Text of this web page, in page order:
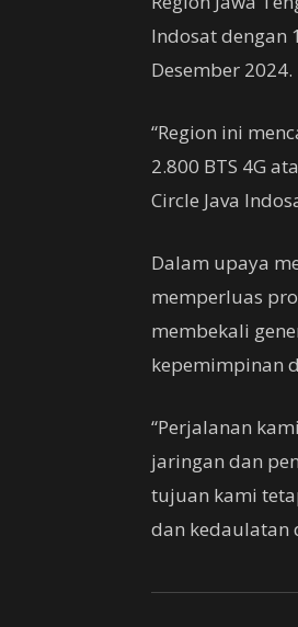
Indosat dengan
Desember 2024.
“Region ini
2.800 BTS 4G
Circle Java
Dalam upaya
memperluas
membekali
kepemimpinan
“Perjalanan
jaringan dan
tujuan kami
dan kedaulatan